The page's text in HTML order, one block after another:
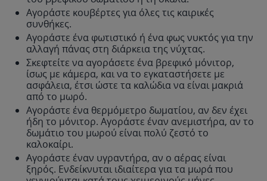
Αγοράστε κουβέρτες για όλες τις καιρικές
συνθήκες.
Αγοράστε ένα φωτιστικό ή ένα φως νυκτός για την
αλλαγή πάνας στη διάρκεια της νύχτας.
Σκεφτείτε να αγοράσετε ένα βρεφικό μόνιτορ,
ίσως με κάμερα, και να το εγκαταστήσετε με
ασφάλεια, έτσι ώστε τα καλώδια να είναι μακριά
από το μωρό.
Αγοράστε ένα θερμόμετρο δωματίου, αν δεν έχει
ήδη το μόνιτορ. Αγοράστε έναν ανεμιστήρα, αν το
δωμάτιο του μωρού είναι πολύ ζεστό το
καλοκαίρι.
Αγοράστε έναν υγραντήρα, αν ο αέρας είναι
ξηρός. Ενδείκνυται ιδιαίτερα για τα μωρά που